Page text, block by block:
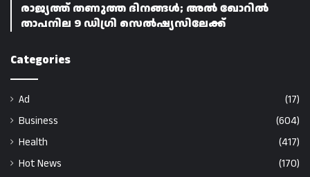
രാജ്യത്ത് തണുത്ത ദിനങ്ങൾ; അൽ ഖോറിൽ
താപനില 9 ഡിഗ്രി സെൽഷ്യസിലേക്ക്
Categories
Ad
(17)
Business
(604)
Health
(417)
Hot News
(170)